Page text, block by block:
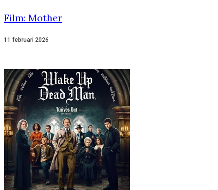
Film: Mother
11 februari 2026